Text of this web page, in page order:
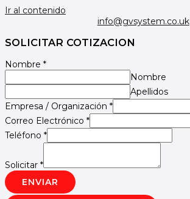
Ir al contenido
info@gvsystem.co.uk
SOLICITAR COTIZACION
Nombre *
Nombre
Apellidos
Empresa / Organización *
Correo Electrónico *
Teléfono *
Solicitar *
ENVIAR